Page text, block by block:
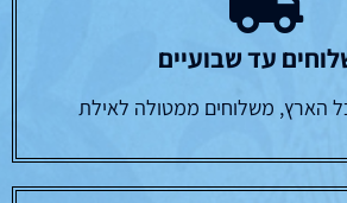
עד שבועיים
הארץ, משלוחים ממטולה לאילת